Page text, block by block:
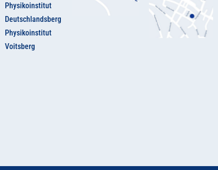
Physikoinstitut
Deutschlandsberg
Physikoinstitut
Voitsberg